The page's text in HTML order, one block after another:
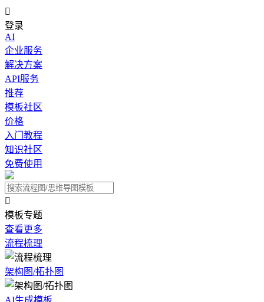

登录
AI
企业服务
解决方案
API服务
推荐
模板社区
价格
入门教程
知识社区
免费使用

模板专题
查看更多
流程梳理
架构图/拓扑图
AI生成模板